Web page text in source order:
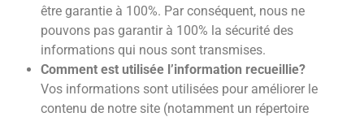
être garantie à 100%. Par conséquent, nous ne
pouvons pas garantir à 100% la sécurité des
informations qui nous sont transmises.
Comment est utilisée l’information recueillie?
Vos informations sont utilisées pour améliorer le
contenu de notre site (notamment un répertoire